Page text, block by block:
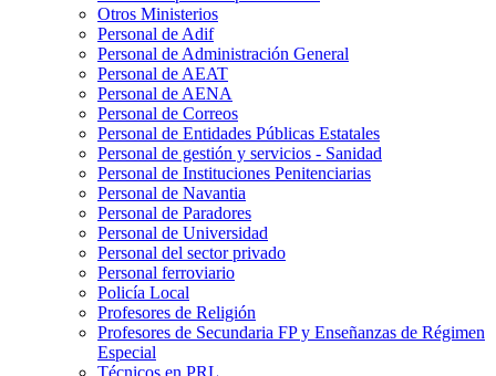
Otros Ministerios
Personal de Adif
Personal de Administración General
Personal de AEAT
Personal de AENA
Personal de Correos
Personal de Entidades Públicas Estatales
Personal de gestión y servicios - Sanidad
Personal de Instituciones Penitenciarias
Personal de Navantia
Personal de Paradores
Personal de Universidad
Personal del sector privado
Personal ferroviario
Policía Local
Profesores de Religión
Profesores de Secundaria FP y Enseñanzas de Régimen
Especial
Técnicos en PRL